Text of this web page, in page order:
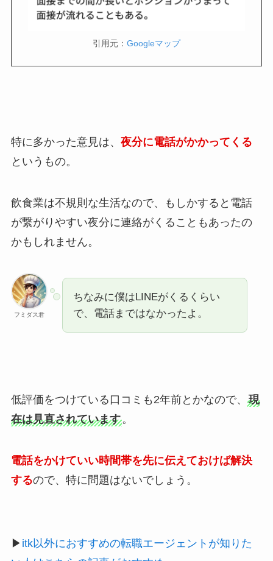
引用元： Googleマップ
特に多かった意見は、 夜分に電話がかかってくる
というもの。
飲食業は不規則な生活なので、もしかすると電話
が繋がりやすい夜分に連絡がくることもあったの
かもしれません。
フミダス君
ちなみに僕はLINEがくるくらい
で、電話まではなかったよ。
低評価をつけている口コミも2年前とかなので、 現
在は見直されています。
電話をかけていい時間帯を先に伝えておけば解決
するので、特に問題はないでしょう。
▶︎ itk以外におすすめの転職エージェントが知りた